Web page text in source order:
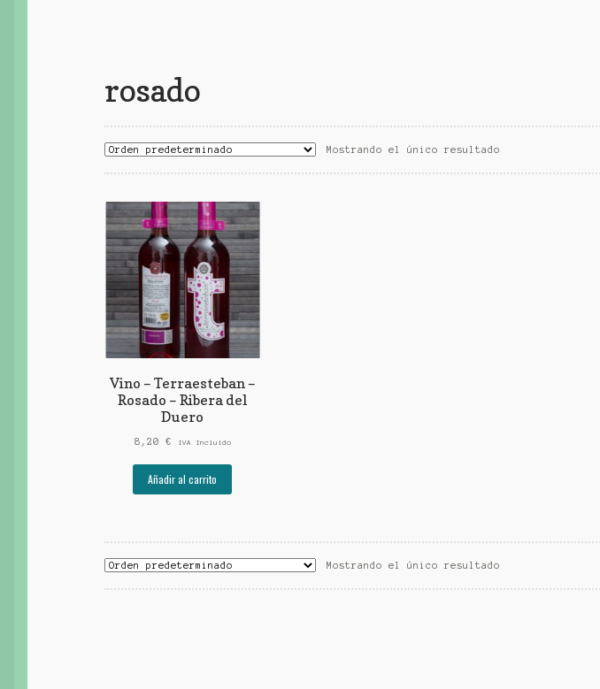
rosado
Mostrando el único resultado
Vino – Terraesteban –
Rosado – Ribera del
Duero
8,20 € IVA Incluido
Añadir al carrito
Mostrando el único resultado